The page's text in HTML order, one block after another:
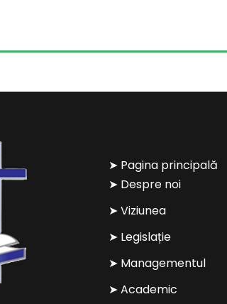
➤ Pagina principală
➤ Despre noi
➤ Viziunea
➤ Legislație
➤ Managementul
➤ Academic